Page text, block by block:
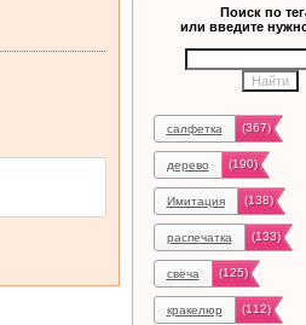
Поиск по
или введите
салфетка (367)
дерево (190)
Имитация (138)
распечатка (133)
свеча (125)
кракелюр (112)